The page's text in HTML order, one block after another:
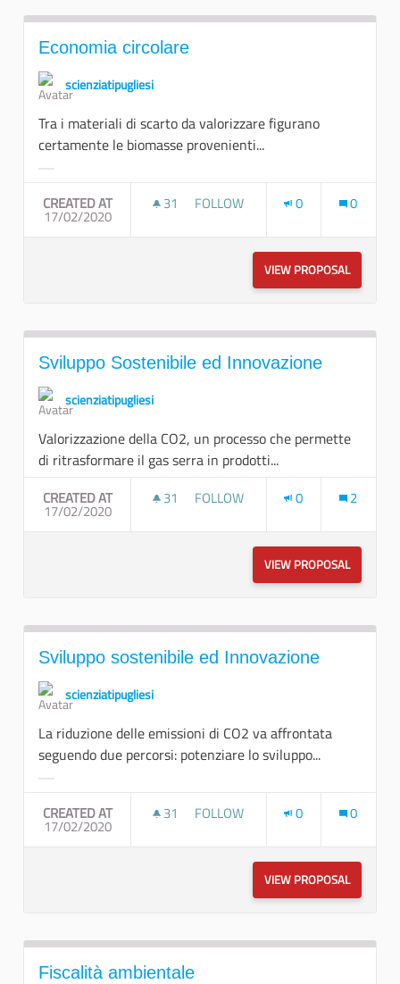
Economia circolare
scienziatipugliesi
Tra i materiali di scarto da valorizzare figurano
certamente le biomasse provenienti...
CREATED AT
17/02/2020
31 31 FOLLOWERS
FOLLOW 0 0
VIEW PROPOSAL
Sviluppo Sostenibile ed Innovazione
scienziatipugliesi
Valorizzazione della CO2, un processo che permette
di ritrasformare il gas serra in prodotti...
CREATED AT
17/02/2020
31 31 FOLLOWERS
FOLLOW 0 2
VIEW PROPOSAL
Sviluppo sostenibile ed Innovazione
scienziatipugliesi
La riduzione delle emissioni di CO2 va affrontata
seguendo due percorsi: potenziare lo sviluppo...
CREATED AT
17/02/2020
31 31 FOLLOWERS
FOLLOW 0 0
VIEW PROPOSAL
Fiscalità ambientale